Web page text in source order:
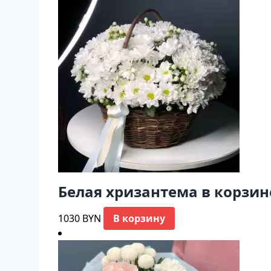
Белая хризантема в
1030 BYN В корзину